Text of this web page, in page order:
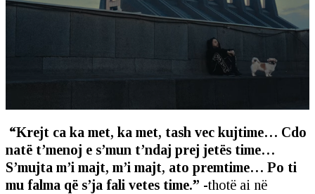
“Krejt ca ka met, ka met, tash vec kujtime… Cdo
natë t’menoj e s’mun t’ndaj prej jetës time…
S’mujta m’i majt, m’i majt, ato premtime… Po ti
mu falma që s’ja fali vetes time.” -thotë ai në